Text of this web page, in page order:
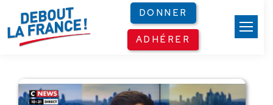
DONNER
ADHÉRER
Panneau de gestion des cookies